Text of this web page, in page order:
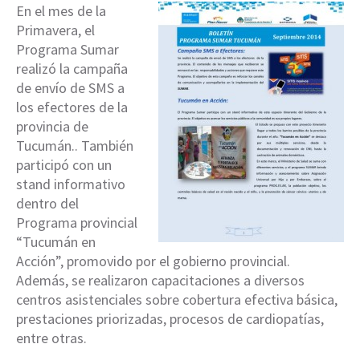
En el mes de la
Primavera, el
Programa Sumar
realizó la campaña
de envío de SMS a
los efectores de la
provincia de
Tucumán.. También
participó con un
stand informativo
dentro del
Programa provincial
“Tucumán en
Acción”, promovido por el gobierno provincial.
Además, se realizaron capacitaciones a diversos
centros asistenciales sobre cobertura efectiva básica,
prestaciones priorizadas, procesos de cardiopatías,
entre otras.